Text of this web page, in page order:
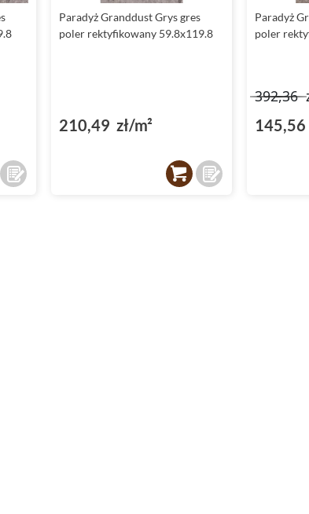
Paradyż Granddust Grys gres
poler rektyfikowany 59.8x119.8
210,49 zł/m²
Paradyż
poler
392,36
145,56